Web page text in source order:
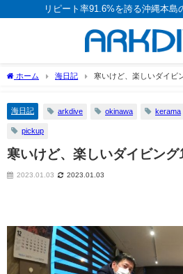
リピート率91.6%を誇る沖縄本島
ホーム 海日記 寒いけど、楽しいダイビ
海日記 arkdive okinawa kerama
pickup
寒いけど、楽しいダイビング
2023.01.03 2023.01.03